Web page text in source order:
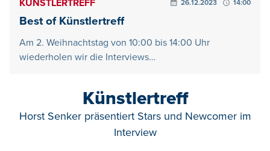
KÜNSTLERTREFF 26.12.2023 14:00
Best of Künstlertreff
Am 2. Weihnachtstag von 10:00 bis 14:00 Uhr
wiederholen wir die Interviews…
Künstlertreff
Horst Senker präsentiert Stars und Newcomer im
Interview